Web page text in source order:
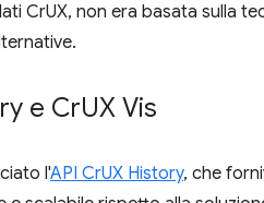
CrUX, non era basata sulla
e CrUX Vis
l'API CrUX History, che